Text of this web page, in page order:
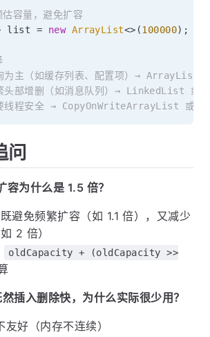
容量，避免扩容
list = new ArrayList<> (100000) ;
主（如缓存列表、配置项）→ ArrayList
头部增删（如消息队列）→ LinkedList 或
线程安全 → CopyOnWriteArrayList
问
为什么是 1.5 倍？
避免频繁扩容（如 1.1 倍），又减少
2 倍）
oldCapacity + (oldCapacity >>
插入删除快，为什么实际很少用？
好（内存不连续）